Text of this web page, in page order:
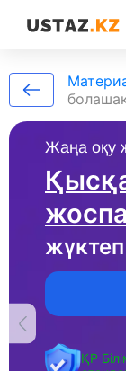
Жаңа оқу
ҚР